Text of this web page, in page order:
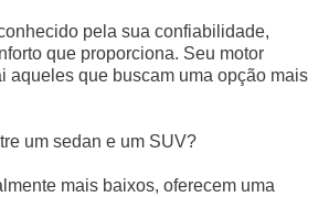
pela sua confiabilidade,
que proporciona. Seu motor
aqueles que buscam uma opção mais
um sedan e um SUV?
mais baixos, oferecem uma